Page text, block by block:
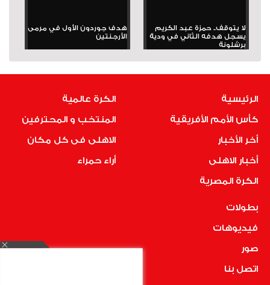
لا يتوقف.. حمزة عبد الكريم
يسجل هدفه الثاني في ودية
برشلونة
هدف جوردون الأول في مرمى
الأرجنتين
الرئيسية
كأس الأمم الأفريقية
أخر الأخبار
أخبار الاهلى
الكرة المصرية
الكرة عالمية
المنتخب و المحترفين
الاهلى فى كل مكان
أراء حمراء
بطولات
فيديوهات
صور
اتصل بنا